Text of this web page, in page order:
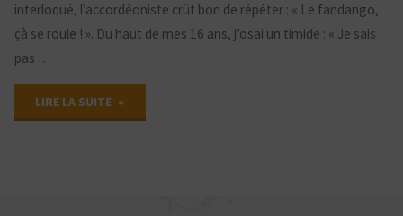
interloqué, l’accordéoniste crût bon de répéter : « Le fandango,
çà se roule ! ». Du haut de mes 16 ans, j’osai un timide : « Je sais
pas …
LIRE LA SUITE